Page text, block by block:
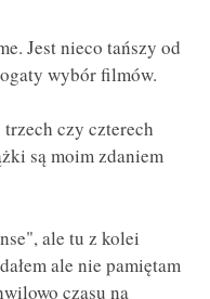
Jest nieco tańszy od
wybór filmów.
trzech czy czterech
są moim zdaniem
ale tu z kolei
ale nie pamiętam
czasu na